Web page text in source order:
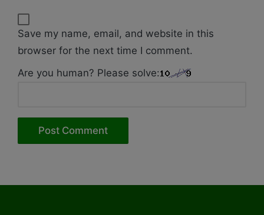
Save my name, email, and website in this
browser for the next time I comment.
Are you human? Please solve: